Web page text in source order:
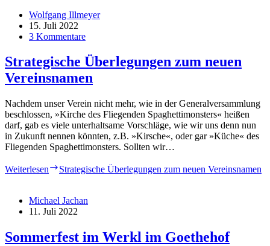
Wolfgang Illmeyer
15. Juli 2022
3 Kommentare
Strategische Überlegungen zum neuen
Vereinsnamen
Nachdem unser Verein nicht mehr, wie in der Generalversammlung
beschlossen, »Kirche des Fliegenden Spaghettimonsters« heißen
darf, gab es viele unterhaltsame Vorschläge, wie wir uns denn nun
in Zukunft nennen könnten, z.B. »Kirsche«, oder gar »Küche« des
Fliegenden Spaghettimonsters. Sollten wir…
Weiterlesen Strategische Überlegungen zum neuen Vereinsnamen
Michael Jachan
11. Juli 2022
Sommerfest im Werkl im Goethehof